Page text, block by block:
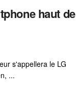
haut de
s'appellera le LG
...